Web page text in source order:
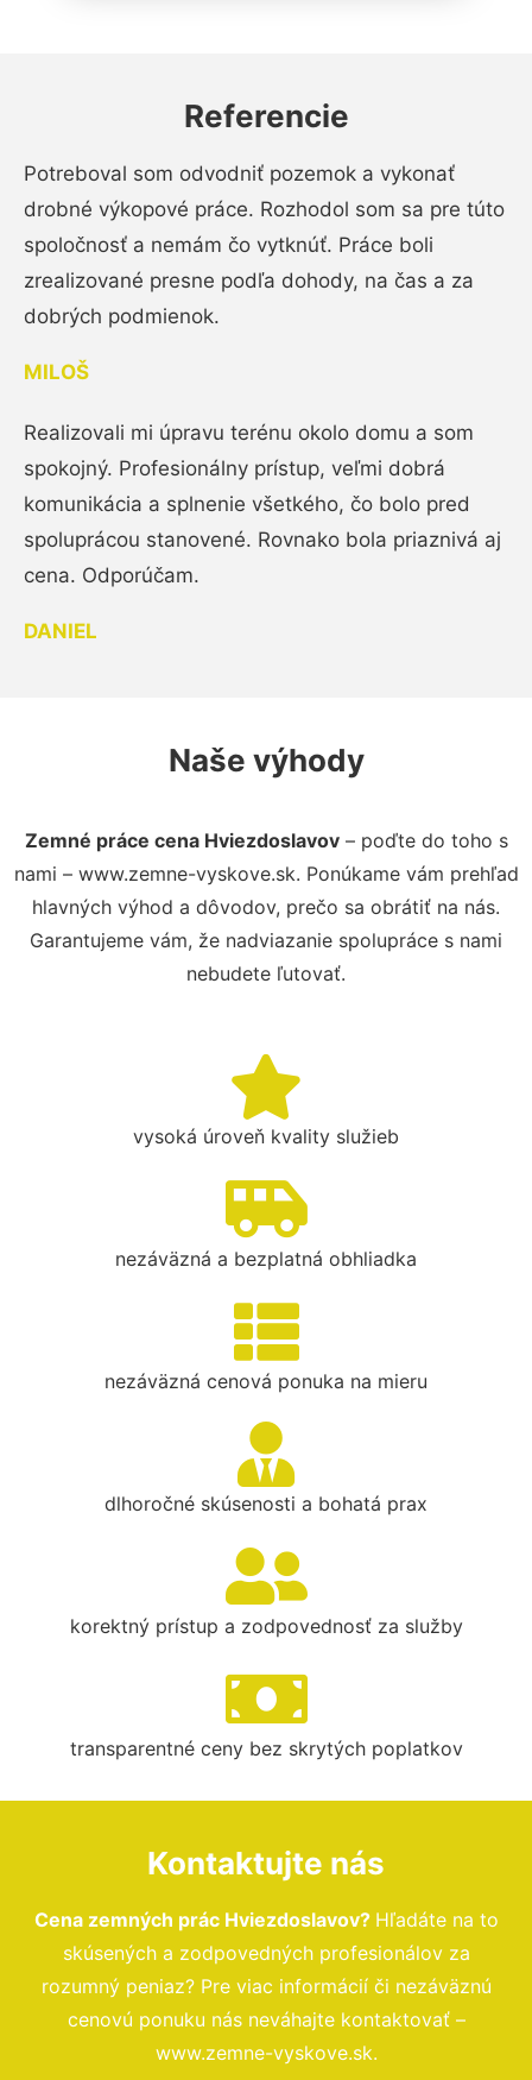
Referencie
Potreboval som odvodniť pozemok a vykonať
drobné výkopové práce. Rozhodol som sa pre túto
spoločnosť a nemám čo vytknúť. Práce boli
zrealizované presne podľa dohody, na čas a za
dobrých podmienok.
MILOŠ
Realizovali mi úpravu terénu okolo domu a som
spokojný. Profesionálny prístup, veľmi dobrá
komunikácia a splnenie všetkého, čo bolo pred
spoluprácou stanovené. Rovnako bola priaznivá aj
cena. Odporúčam.
DANIEL
Naše výhody
Zemné práce cena Hviezdoslavov– poďte do toho s
nami – www.zemne-vyskove.sk. Ponúkame vám prehľad
hlavných výhod a dôvodov, prečo sa obrátiť na nás.
Garantujeme vám, že nadviazanie spolupráce s nami
nebudete ľutovať.
vysoká úroveň kvality služieb
nezáväzná a bezplatná obhliadka
nezáväzná cenová ponuka na mieru
dlhoročné skúsenosti a bohatá prax
korektný prístup a zodpovednosť za služby
transparentné ceny bez skrytých poplatkov
Kontaktujte nás
Cena zemných prác Hviezdoslavov? Hľadáte na to
skúsených a zodpovedných profesionálov za
rozumný peniaz? Pre viac informácií či nezáväznú
cenovú ponuku nás neváhajte kontaktovať –
www.zemne-vyskove.sk.